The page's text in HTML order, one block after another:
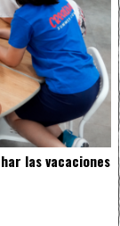
las vacaciones